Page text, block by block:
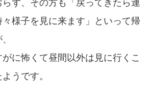
様子を見に来ます」といって帰
に怖くて昼間以外は見に行くこ
うです。